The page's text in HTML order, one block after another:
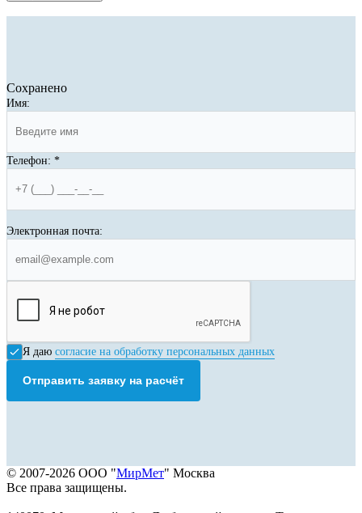
Сохранено
Имя:
Телефон: *
Электронная почта:
Я даю согласие на обработку персональных данных
Отправить заявку на расчёт
© 2007-2026 ООО "МирМет" Москва
Все права защищены.